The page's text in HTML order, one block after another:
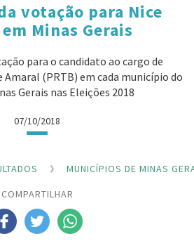
votação para Nice
Minas Gerais
para o candidato ao cargo de
Amaral (PRTB) em cada município do
Gerais nas Eleições 2018
07/10/2018
MUNICÍPIOS DE MINAS
COMPARTILHAR